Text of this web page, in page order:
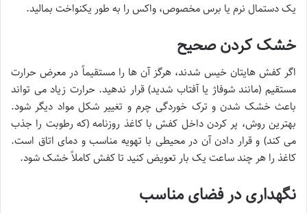
یک دستمال نرم یا برس مخصوص، واکس را به طور یکنواخت بمالید.
خشک کردن صحیح
اگر کفش هایتان خیس شدند، هرگز آن ها را مستقیماً در معرض حرارت
مستقیم (مانند شوفاژ یا آفتاب شدید) قرار ندهید. حرارت زیاد می تواند
باعث خشک شدن و ترک خوردگی چرم و تغییر شکل مواد دیگر شود.
بهترین روش، پر کردن داخل کفش با کاغذ روزنامه (که رطوبت را جذب
می کند) و قرار دادن آن در محیطی با تهویه مناسب و دمای اتاق است.
کاغذ را هر چند ساعت یک بار تعویض کنید تا کفش کاملاً خشک شود.
نگهداری در فضای مناسب